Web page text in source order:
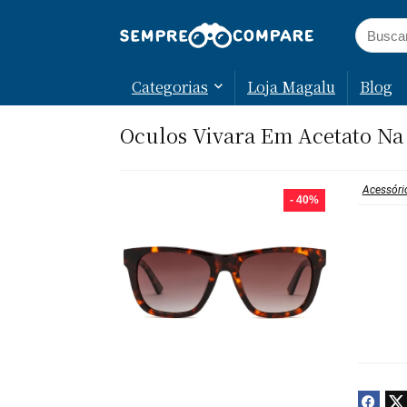
Categorias Loja Magalu Blog
Oculos Vivara Em Acetato
- 40%